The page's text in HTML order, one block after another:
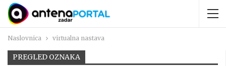
Naslovnica virtualna nastava
PREGLED OZNAKA